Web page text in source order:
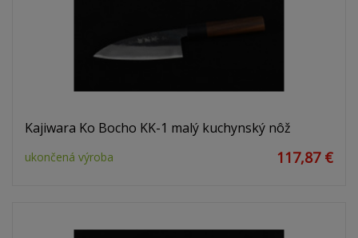
Kajiwara Ko Bocho KK-1 malý kuchynský nôž
ukončená výroba 117,87 €